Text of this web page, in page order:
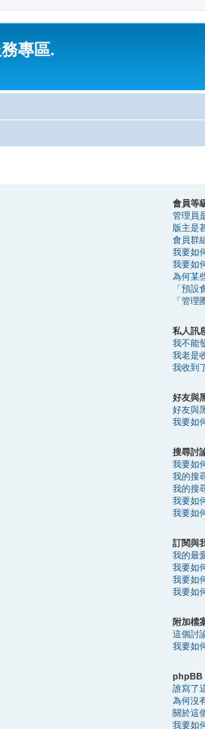
專區.
會員等
管理員
版主是
會員群
我要如
我要如
為何某
「預設
「管理
私人訊
我不能
我老是
我收到
好友與
好友與
我要如
搜尋討
我要如
我的搜
我的搜
我要如
我要如
訂閱與
我的最
我要如
我要如
我要如
附加檔
這個討
我要如
phpBB
誰寫了
為何沒
關於這
我要如